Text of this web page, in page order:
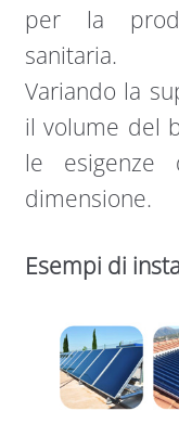
per la
sanitaria.
Variando la
il volume del
le esigenze
dimensione.
Esempi di